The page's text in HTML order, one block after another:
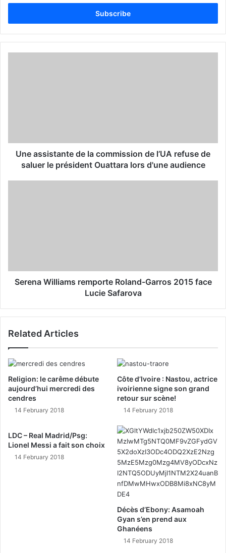
t
r
y
Une assistante de la commission de l’UA refuse de
saluer le président Ouattara lors d'une audience
Serena Williams remporte Roland-Garros 2015 face
Lucie Safarova
Related Articles
Religion: le carême débute
aujourd’hui mercredi des
cendres
14 February 2018
Côte d’Ivoire : Nastou, actrice
ivoirienne signe son grand
retour sur scène!
14 February 2018
LDC – Real Madrid/Psg:
Lionel Messi a fait son choix
14 February 2018
Décès d’Ebony: Asamoah
Gyan s’en prend aux
Ghanéens
14 February 2018